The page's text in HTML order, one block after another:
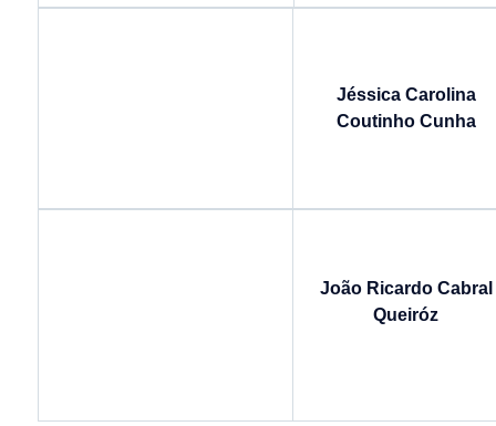
Jéssica Carolina
Coutinho Cunha
João Ricardo Cabral
Queiróz